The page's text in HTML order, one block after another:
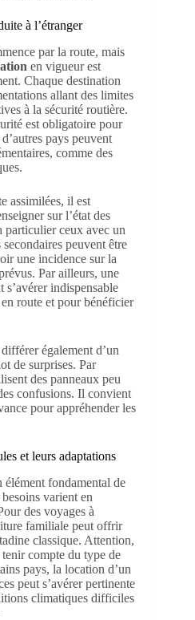
à l’étranger
par la route, mais
en vigueur est
Chaque destination
allant des limites
à la sécurité routière.
est obligatoire pour
pays peuvent
comme des
assimilées, il est
sur l’état des
particulier ceux avec un
peuvent être
une incidence sur la
Par ailleurs, une
indispensable
route et pour bénéficier
également d’un
de surprises. Par
des panneaux peu
confusions. Il convient
pour appréhender les
et leurs adaptations
fondamental de
varient en
des voyages à
familiale peut offrir
classique. Attention,
compte du type de
pays, la location d’un
peut s’avérer pertinente
climatiques difficiles